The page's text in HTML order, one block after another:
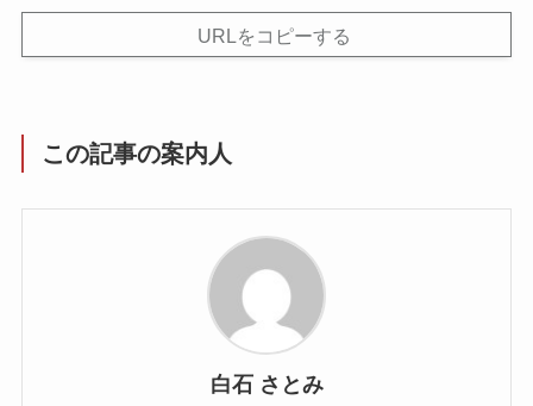
URLをコピーする
この記事の案内人
白石 さとみ